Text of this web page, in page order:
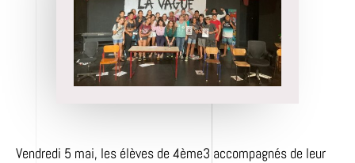
Vendredi 5 mai, les élèves de 4ème3 accompagnés de leur